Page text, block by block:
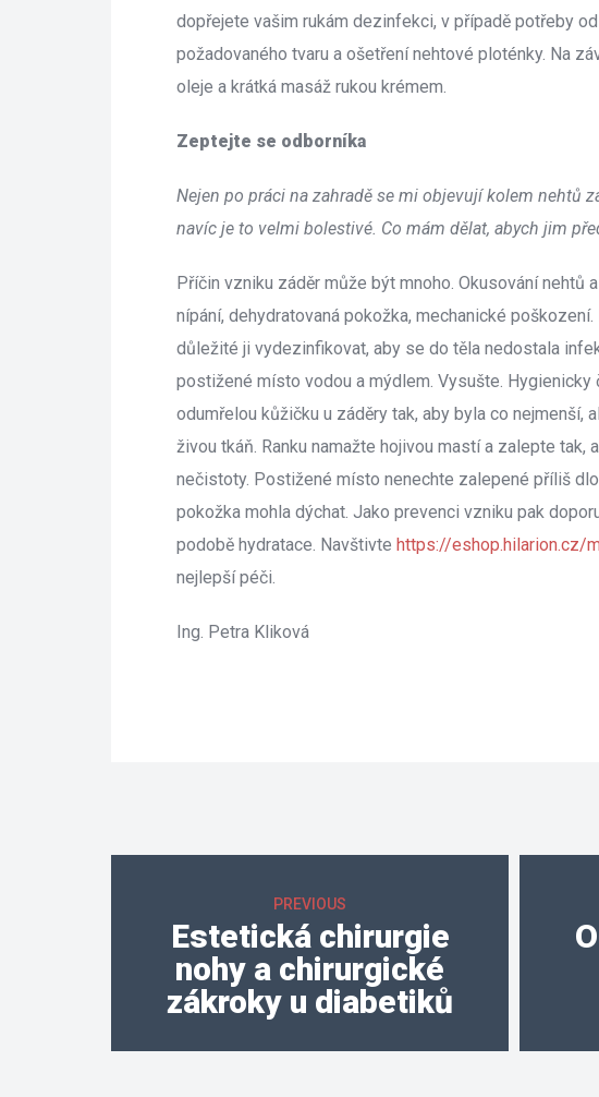
dopřejete vašim rukám dezinfekci, v případě potřeby
požadovaného tvaru a ošetření nehtové ploténky. Na
oleje a krátká masáž rukou krémem.
Zeptejte se odborníka
Nejen po práci na zahradě se mi objevují kolem nehtů
navíc je to velmi bolestivé. Co mám dělat, abych jim
Příčin vzniku záděr může být mnoho. Okusování nehtů
nípání, dehydratovaná pokožka, mechanické
důležité ji vydezinfikovat, aby se do těla nedostala
postižené místo vodou a mýdlem. Vysušte.
odumřelou kůžičku u záděry tak, aby byla co nejmenší,
živou tkáň. Ranku namažte hojivou mastí a zalepte tak,
nečistoty. Postižené místo nenechte zalepené příliš
pokožka mohla dýchat. Jako prevenci vzniku pak
podobě hydratace. Navštivte https://eshop.hilarion.cz/
nejlepší péči.
Ing. Petra Kliková
PREVIOUS
Estetická chirurgie
nohy a chirurgické
zákroky u diabetiků